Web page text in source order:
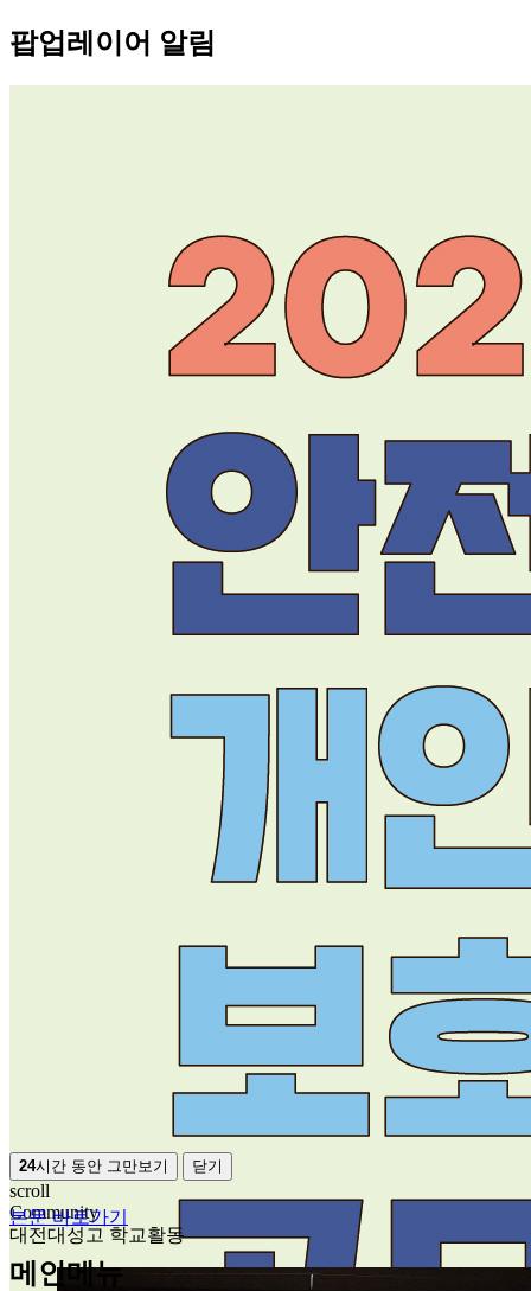
팝업레이어 알림
24시간 동안 그만보기 닫기
본문 바로가기
메인메뉴
scroll
Community
대전대성고 학교활동